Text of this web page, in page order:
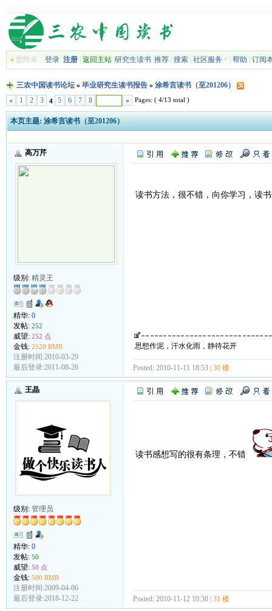
»您尚未 登录 注册| 返回主站| 研究生读书| 推荐| 搜索| 社区服务 帮助 订阅
三农中国读书论坛» 毕业研究生读书报告» 涂希言读书（至201206）
«
1 2 3 4 5 6 7 8 » Pages: ( 4/13 total )
本页主题: 涂希言读书（至201206）
高万芹
级别: 精灵王
精华: 0
发帖: 252
威望: 252 点
金钱: 2520 RMB
注册时间:2010-03-29
最后登录:2011-08-26
读书方法，很不错，向你学习，读
思想作泥，汗水化雨，静待花开
Posted: 2010-11-11 18:53 | 30 楼
王晶
级别: 管理员
精华: 0
发帖: 50
威望: 50 点
金钱: 500 RMB
注册时间:2009-04-06
最后登录:2018-12-22
读书感想写的很有条理，不错
Posted: 2010-11-12 10:38 | 31 楼